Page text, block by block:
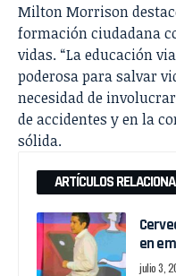
Milton Morrison
formación ciudadana
vidas. “La educación
poderosa para salvar
necesidad de
de accidentes y en la
sólida.
ARTÍCULOS
en
julio 3,